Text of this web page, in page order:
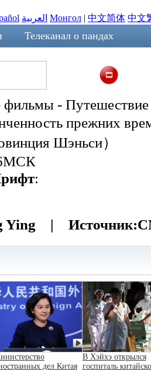
العربية Монгол | 中文简体 中文
Телеканал о пандах
- Путешествие
прежних
Шэньси）
:
Ying | Источник:
дел Китая
В Хэйхэ открылся
госпиталь